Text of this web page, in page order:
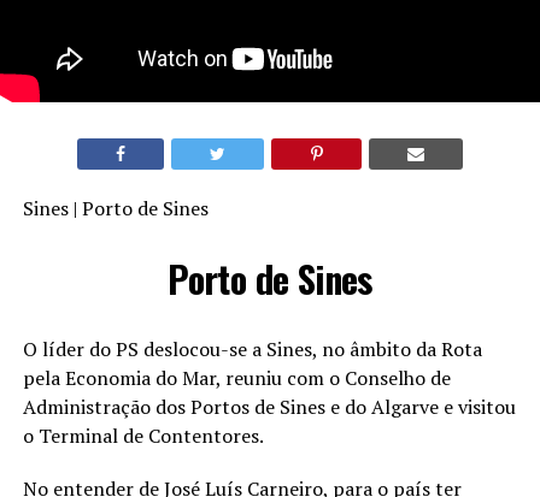
Sines | Porto de Sines
Porto de Sines
O líder do PS deslocou-se a Sines, no âmbito da Rota
pela Economia do Mar, reuniu com o Conselho de
Administração dos Portos de Sines e do Algarve e visitou
o Terminal de Contentores.
No entender de José Luís Carneiro, para o país ter